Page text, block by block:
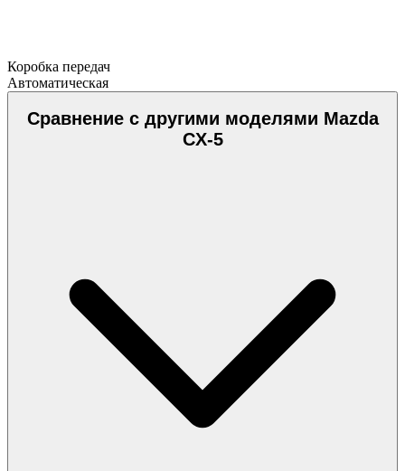
Коробка передач
Автоматическая
Сравнение с другими моделями Mazda
CX-5